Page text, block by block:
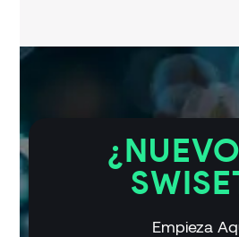
Empieza